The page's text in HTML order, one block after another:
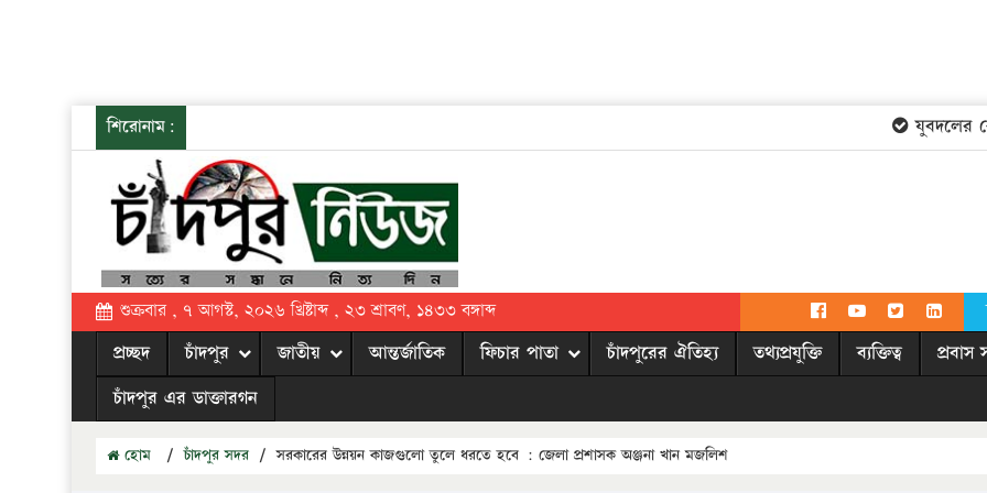
শিরোনাম: যুবদলের
শুক্রবার , ৭ আগস্ট, ২০২৬ খ্রিষ্টাব্দ , ২৩ শ্রাবণ, ১৪৩৩ বঙ্গাব্দ
প্রচ্ছদ চাঁদপুর জাতীয় আন্তর্জাতিক ফিচার পাতা চাঁদপুরের ঐতিহ্য তথ্যপ্রযুক্তি ব্যক্তিত্ব প্রবাস
চাঁদপুর এর ডাক্তারগন
হোম / চাঁদপুর সদর / সরকারের উন্নয়ন কাজগুলো তুলে ধরতে হবে : জেলা প্রশাসক অঞ্জনা খান মজলিশ